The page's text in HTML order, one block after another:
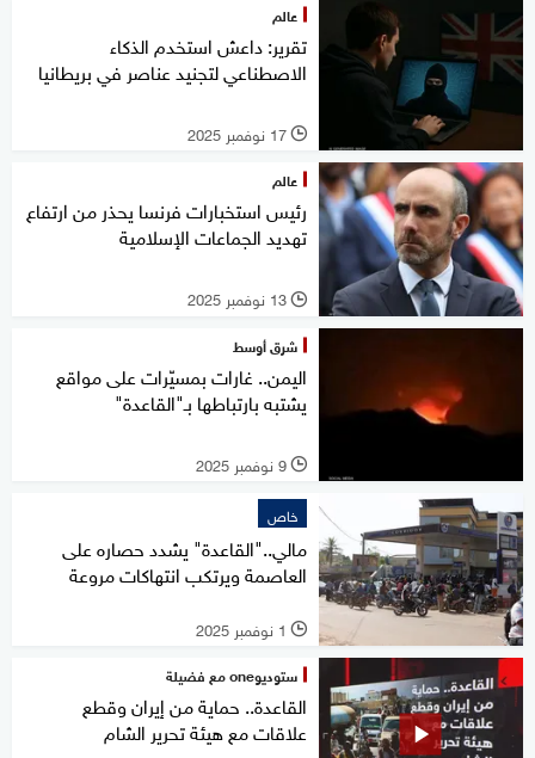
عالم
تقرير: داعش استخدم الذكاء
الاصطناعي لتجنيد عناصر في بريطانيا
l 17 نوفمبر 2025
عالم
رئيس استخبارات فرنسا يحذر من ارتفاع
تهديد الجماعات الإسلامية
l 13 نوفمبر 2025
شرق أوسط
اليمن.. غارات بمسيّرات على مواقع
يشتبه بارتباطها بـ"القاعدة"
l 9 نوفمبر 2025
خاص
مالي.."القاعدة" يشدد حصاره على
العاصمة ويرتكب انتهاكات مروعة
l 1 نوفمبر 2025
ستوديوone مع فضيلة
القاعدة.. حماية من إيران وقطع
علاقات مع هيئة تحرير الشام